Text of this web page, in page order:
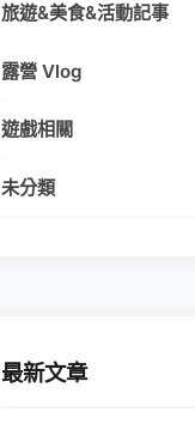
旅遊&美食&活動記事
露營 Vlog
遊戲相關
未分類
最新文章